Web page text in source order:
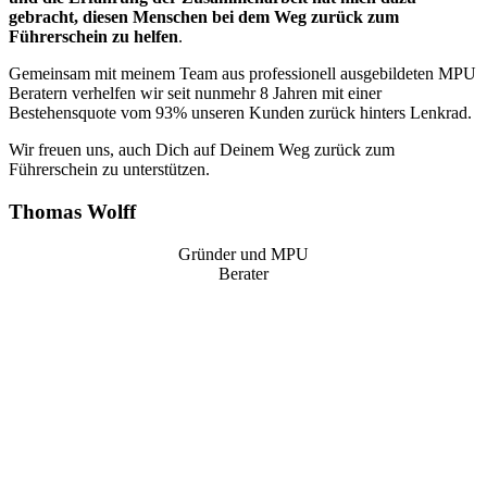
gebracht, diesen Menschen bei dem Weg zurück zum
Führerschein zu helfen.
Gemeinsam mit meinem Team aus professionell ausgebildeten MPU
Beratern verhelfen wir seit nunmehr 8 Jahren mit einer
Bestehensquote vom 93% unseren Kunden zurück hinters Lenkrad.
Wir freuen uns, auch Dich auf Deinem Weg zurück zum
Führerschein zu unterstützen.
Thomas Wolff
Gründer und MPU
Berater